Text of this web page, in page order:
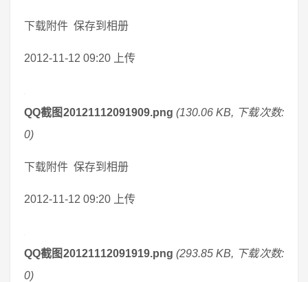
下载附件 保存到相册
2012-11-12 09:20 上传
QQ截图20121112091909.png (130.06 KB, 下载次数:
0)
下载附件 保存到相册
2012-11-12 09:20 上传
QQ截图20121112091919.png (293.85 KB, 下载次数:
0)